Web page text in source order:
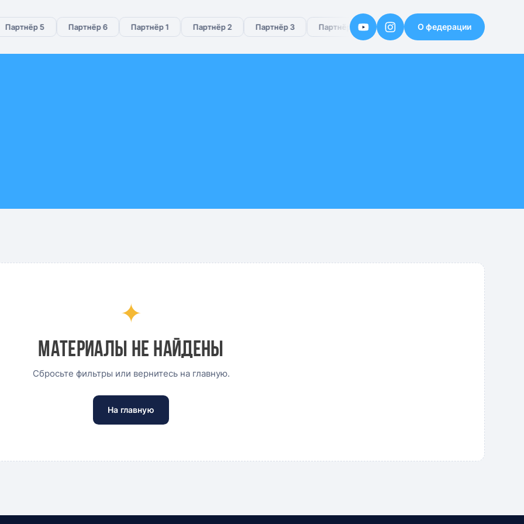
Партнёр 5 Партнёр 6 Партнёр 1 Партнёр 2 Партнёр 3 Партнёр 4 Партнёр 5 Партнёр 6
О федерации
✦
Материалы не найдены
Сбросьте фильтры или вернитесь на главную.
На главную